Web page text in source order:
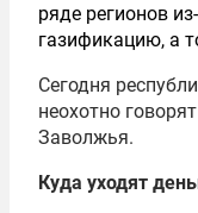
ряде регионов
газификацию, а
Сегодня
неохотно
Заволжья.
Куда уходят